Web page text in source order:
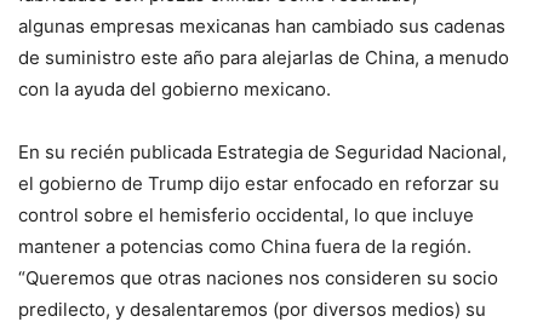
algunas empresas mexicanas han cambiado sus cadenas
de suministro este año para alejarlas de China, a menudo
con la ayuda del gobierno mexicano.
En su recién publicada Estrategia de Seguridad Nacional,
el gobierno de Trump dijo estar enfocado en reforzar su
control sobre el hemisferio occidental, lo que incluye
mantener a potencias como China fuera de la región.
“Queremos que otras naciones nos consideren su socio
predilecto, y desalentaremos (por diversos medios) su